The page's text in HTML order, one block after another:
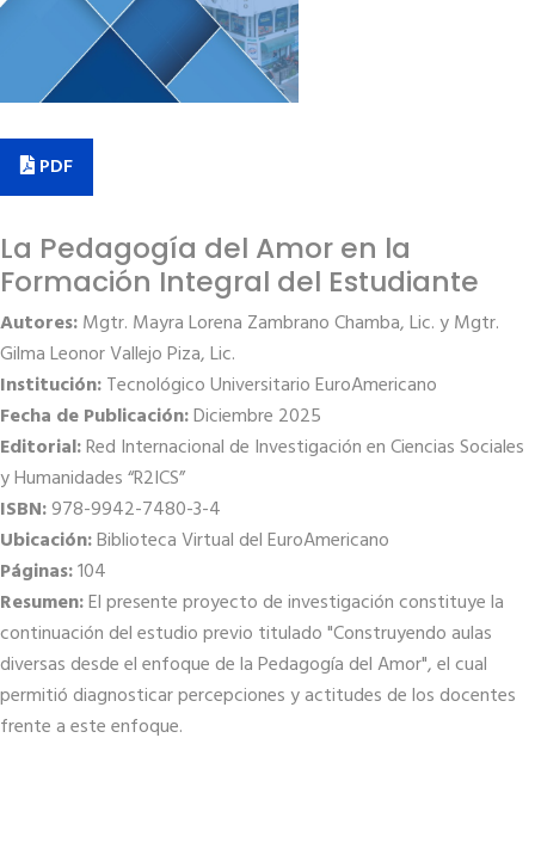
PDF
La Pedagogía del Amor en la
Formación Integral del Estudiante
Autores:Mgtr. Mayra Lorena Zambrano Chamba, Lic. y Mgtr.
Gilma Leonor Vallejo Piza, Lic.
Institución:Tecnológico Universitario EuroAmericano
Fecha de Publicación:Diciembre 2025
Editorial:Red Internacional de Investigación en Ciencias Sociales
y Humanidades “R2ICS”
ISBN:978-9942-7480-3-4
Ubicación:Biblioteca Virtual del EuroAmericano
Páginas:104
Resumen:El presente proyecto de investigación constituye la
continuación del estudio previo titulado "Construyendo aulas
diversas desde el enfoque de la Pedagogía del Amor", el cual
permitió diagnosticar percepciones y actitudes de los docentes
frente a este enfoque.